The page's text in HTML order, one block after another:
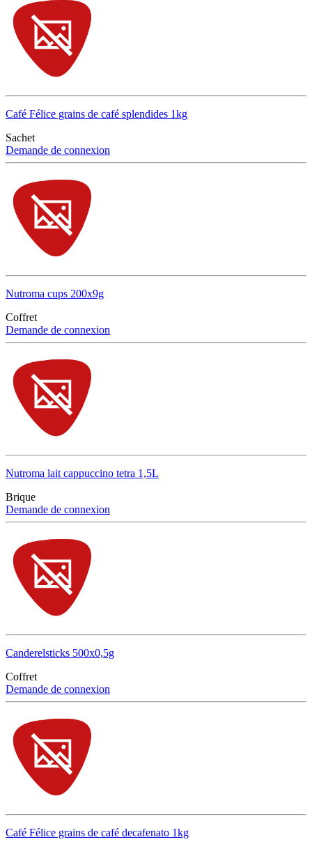
Café Félice grains de café splendides 1kg
Sachet
Demande de connexion
Nutroma cups 200x9g
Coffret
Demande de connexion
Nutroma lait cappuccino tetra 1,5L
Brique
Demande de connexion
Canderelsticks 500x0,5g
Coffret
Demande de connexion
Café Félice grains de café decafenato 1kg